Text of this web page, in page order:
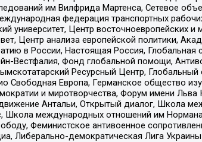
им Вилфрида Мартенса, Сетевое
федерация транспортных
университет, Центр
Центр анализа европейской политики,
в России, Настоящая Россия, Глобальная
Вестфалия, Фонд глобальной помощи,
Ресурсный Центр,
Свободная Европа, Германское общество
и миротворчества, Форум имени Льва
Антальи, Открытый диалог, Школа
Школа международных отношений им
Феминистское антивоенное
Либерально-демократическая Лига Украины